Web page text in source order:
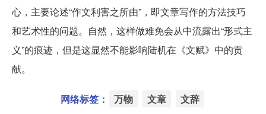
心，主要论述“作文利害之所由”，即文章写作的方法技巧
和艺术性的问题。自然，这样做难免会从中流露出“形式主
义”的痕迹，但是这显然不能影响陆机在《文赋》中的贡
献。
网络标签： 万物 文章 文辞